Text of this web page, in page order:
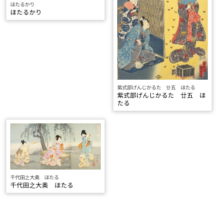
ほたるかり
ほたるかり
紫式部げんじかるた 廿五 ほたる
紫式部げんじかるた 廿五 ほ
たる
千代田之大奥 ほたる
千代田之大奥 ほたる